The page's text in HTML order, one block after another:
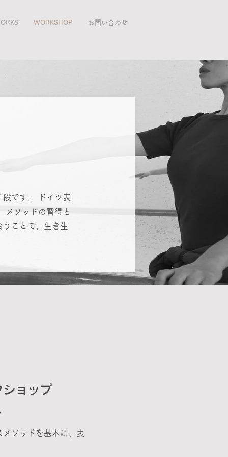
WORKSHOP お問い合わせ
段です。 ドイツ表
メソッドの習得と
ことで、生き生
ショップ
メソッドを基本に、表